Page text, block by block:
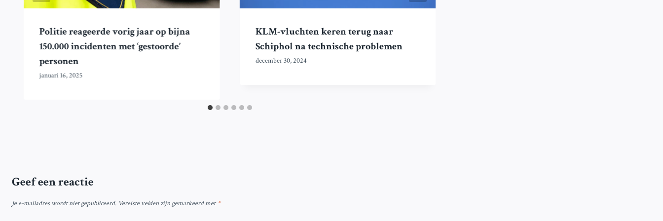
Politie reageerde vorig jaar op bijna
150.000 incidenten met ‘gestoorde’
personen
januari 16, 2025
KLM-vluchten keren terug naar
Schiphol na technische problemen
december 30, 2024
Geef een reactie
Je e-mailadres wordt niet gepubliceerd. Vereiste velden zijn gemarkeerd met*